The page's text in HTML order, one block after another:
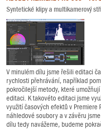
Syntetické klipy a multikamerový
V minulém dílu jsme řešili editaci
rychlosti přehrávání, například
pokročilejší metody, které
editaci. K takovéto editaci jsme
využití časových efektů v Premiere
náhledové soubory a v závěru
dílu tedy navážeme, budeme